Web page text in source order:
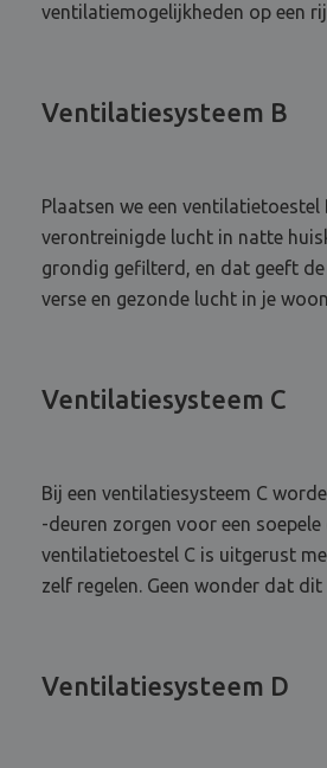
ventilatiemogelijkheden op een
Ventilatiesysteem B
Plaatsen we een
verontreinigde lucht in natte
grondig gefilterd, en dat geeft
verse en gezonde lucht in je
Ventilatiesysteem C
Bij een ventilatiesysteem C
-deuren zorgen voor een
ventilatietoestel C is uitgerust
zelf regelen. Geen wonder dat
Ventilatiesysteem D